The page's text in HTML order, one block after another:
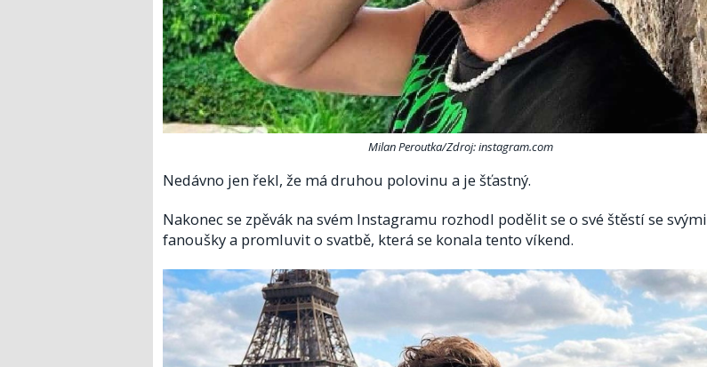
Milan Peroutka/Zdroj: instagram.com
Nedávno jen řekl, že má druhou polovinu a je šťastný.
Nakonec se zpěvák na svém Instagramu rozhodl podělit se o své štěstí se svými
fanoušky a promluvit o svatbě, která se konala tento víkend.